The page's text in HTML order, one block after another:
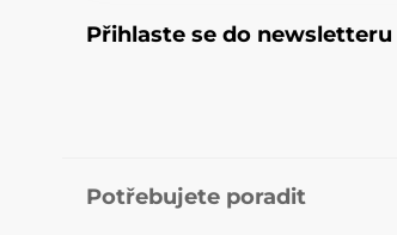
Přihlaste se do newsletteru
Potřebujete poradit